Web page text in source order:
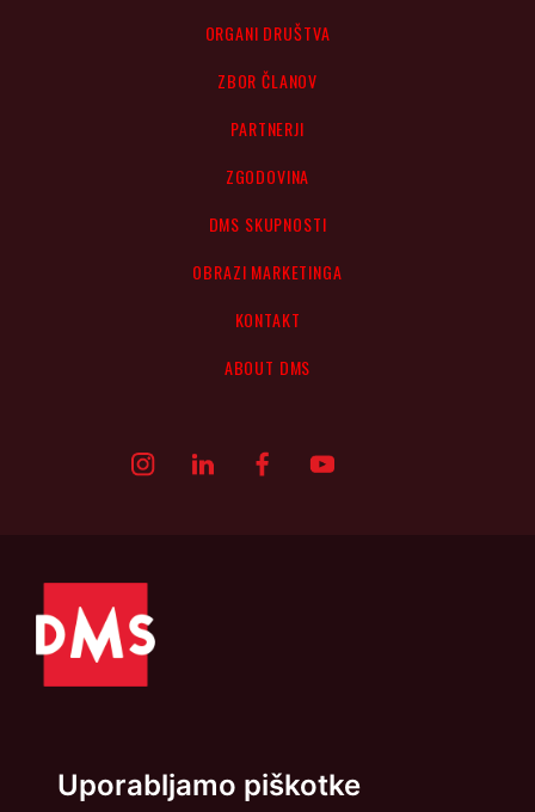
Uporabljamo piškotke
ORGANI DRUŠTVA
ZBOR ČLANOV
PARTNERJI
ZGODOVINA
DMS SKUPNOSTI
OBRAZI MARKETINGA
KONTAKT
ABOUT DMS
Politika zasebnosti Piškotki